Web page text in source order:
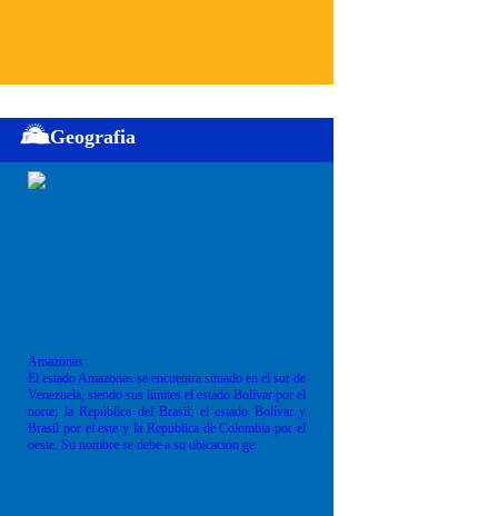
Geografia
Amazonas
El estado Amazonas se encuentra situado en el sur de
Venezuela, siendo sus límites el estado Bolívar por el
norte; la República del Brasil; el estado Bolívar y
Brasil por el este y la República de Colombia por el
oeste. Su nombre se debe a su ubicación ge